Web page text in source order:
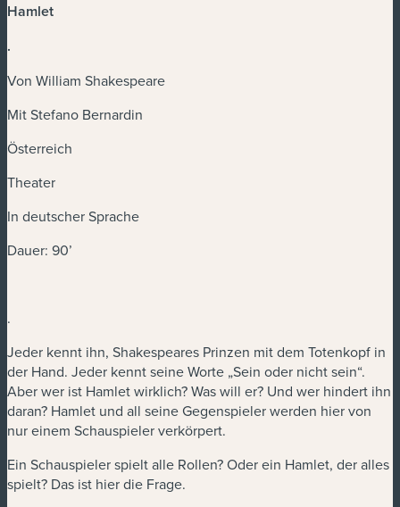
Hamlet
.
Von William Shakespeare
Mit Stefano Bernardin
Österreich
Theater
In deutscher Sprache
Dauer: 90’
.
Jeder kennt ihn, Shakespeares Prinzen mit dem Totenkopf in
der Hand. Jeder kennt seine Worte „Sein oder nicht sein“.
Aber wer ist Hamlet wirklich? Was will er? Und wer hindert ihn
daran? Hamlet und all seine Gegenspieler werden hier von
nur einem Schauspieler verkörpert.
Ein Schauspieler spielt alle Rollen? Oder ein Hamlet, der alles
spielt? Das ist hier die Frage.